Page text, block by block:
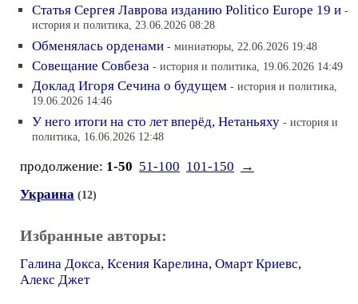
Статья Сергея Лаврова изданию Politico Europe 19 и -
история и политика, 23.06.2026 08:28
Обменялась орденами - миниатюры, 22.06.2026 19:48
Совещание Совбеза - история и политика, 19.06.2026 14:49
Доклад Игоря Сечина о будущем - история и политика,
19.06.2026 14:46
У него итоги на сто лет вперёд, Нетаньяху - история и
политика, 16.06.2026 12:48
продолжение: 1-50 51-100 101-150
→
Украина (12)
Избранные авторы:
Галина Докса, Ксения Карелина, Омарт Криевс,
Алекс Джет